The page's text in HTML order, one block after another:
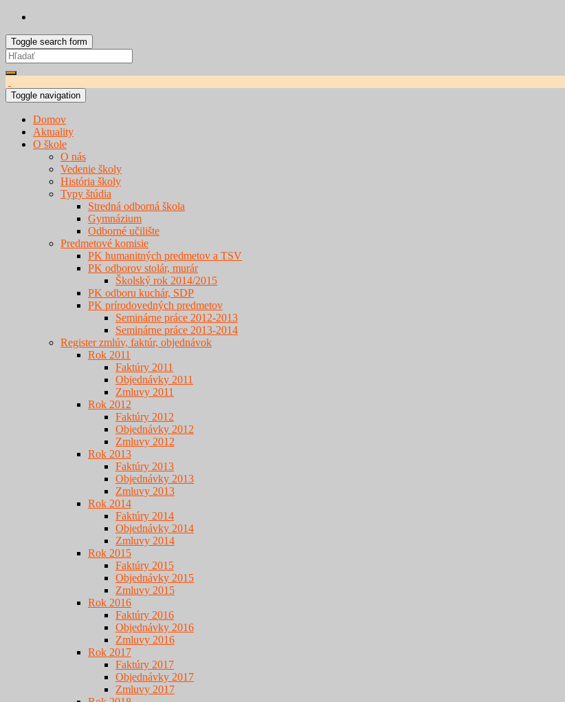
Toggle search form
Search
for:
Toggle navigation
Domov
Aktuality
O škole
O nás
Vedenie školy
História školy
Typy štúdia
Stredná odborná škola
Gymnázium
Odborné učilište
Predmetové komisie
PK humanitných predmetov a TSV
PK odborov stolár, murár
Školský rok 2014/2015
PK odboru kuchár, SDP
PK prírodovedných predmetov
Seminárne práce 2012-2013
Seminárne práce 2013-2014
Register zmlúv, faktúr, objednávok
Rok 2011
Faktúry 2011
Objednávky 2011
Zmluvy 2011
Rok 2012
Faktúry 2012
Objednávky 2012
Zmluvy 2012
Rok 2013
Faktúry 2013
Objednávky 2013
Zmluvy 2013
Rok 2014
Faktúry 2014
Objednávky 2014
Zmluvy 2014
Rok 2015
Faktúry 2015
Objednávky 2015
Zmluvy 2015
Rok 2016
Faktúry 2016
Objednávky 2016
Zmluvy 2016
Rok 2017
Faktúry 2017
Objednávky 2017
Zmluvy 2017